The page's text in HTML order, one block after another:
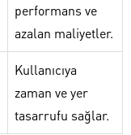
performans ve
azalan maliyetler.
Kullanıcıya
zaman ve yer
tasarrufu sağlar.